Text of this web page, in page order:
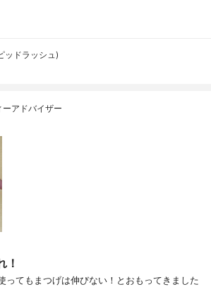
ッドラッシュ)
アドバイザー
！
ってもまつげは伸びない！とおもってきました